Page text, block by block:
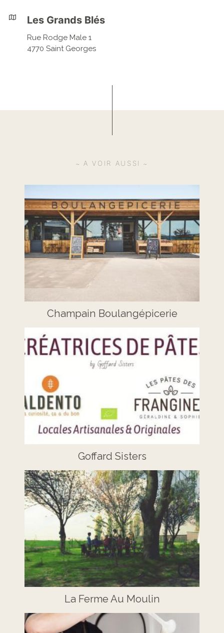
Les Grands Blés
Rue Rodge Male 1
4770 Saint Georges
A VOIR AUSSI
Champain Boulangépicerie
Goffard Sisters
La Ferme Au Moulin